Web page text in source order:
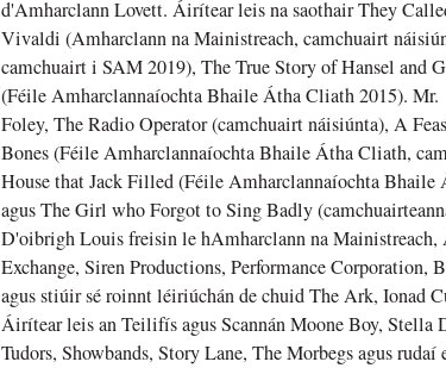
d'Amharclann Lovett. Áirítear leis na saothair They
Vivaldi ​(Amharclann na Mainistreach, camchuairt
camchuairt i SAM 2019), The True Story of Hansel and
(Féile Amharclannaíochta Bhaile Átha Cliath 2015).​ Mr.
Foley, The Radio Operator (camchuairt náisiúnta), A
Bones (Féile Amharclannaíochta Bhaile Átha Cliath,
House that Jack Filled (Féile Amharclannaíochta
agus The Girl who Forgot to Sing Badly
D'oibrigh Louis freisin le hAmharclann na Mainistreach,
Exchange, Siren Productions, Performance Corporation,
agus stiúir sé roinnt léiriúchán de chuid The Ark, Ionad
Áirítear leis an Teilifís agus Scannán Moone Boy,
Tudors, Showbands, Story Lane, The Morbegs agus rudaí